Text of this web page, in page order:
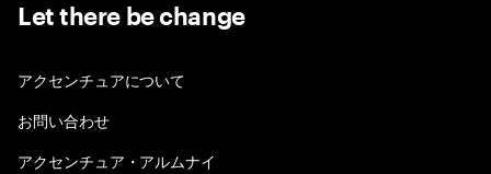
Let there be change
アクセンチュアについて
お問い合わせ
アクセンチュア・アルムナイ